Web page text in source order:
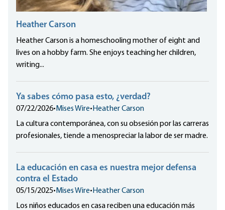
Heather Carson
Heather Carson is a homeschooling mother of eight and
lives on a hobby farm. She enjoys teaching her children,
writing...
Ya sabes cómo pasa esto, ¿verdad?
07/22/2026•Mises Wire•Heather Carson
La cultura contemporánea, con su obsesión por las carreras
profesionales, tiende a menospreciar la labor de ser madre.
La educación en casa es nuestra mejor defensa
contra el Estado
05/15/2025•Mises Wire•Heather Carson
Los niños educados en casa reciben una educación más